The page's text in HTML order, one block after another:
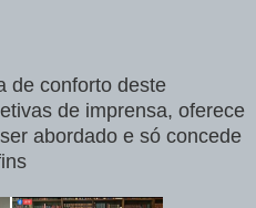
de conforto deste
de imprensa, oferece
abordado e só concede